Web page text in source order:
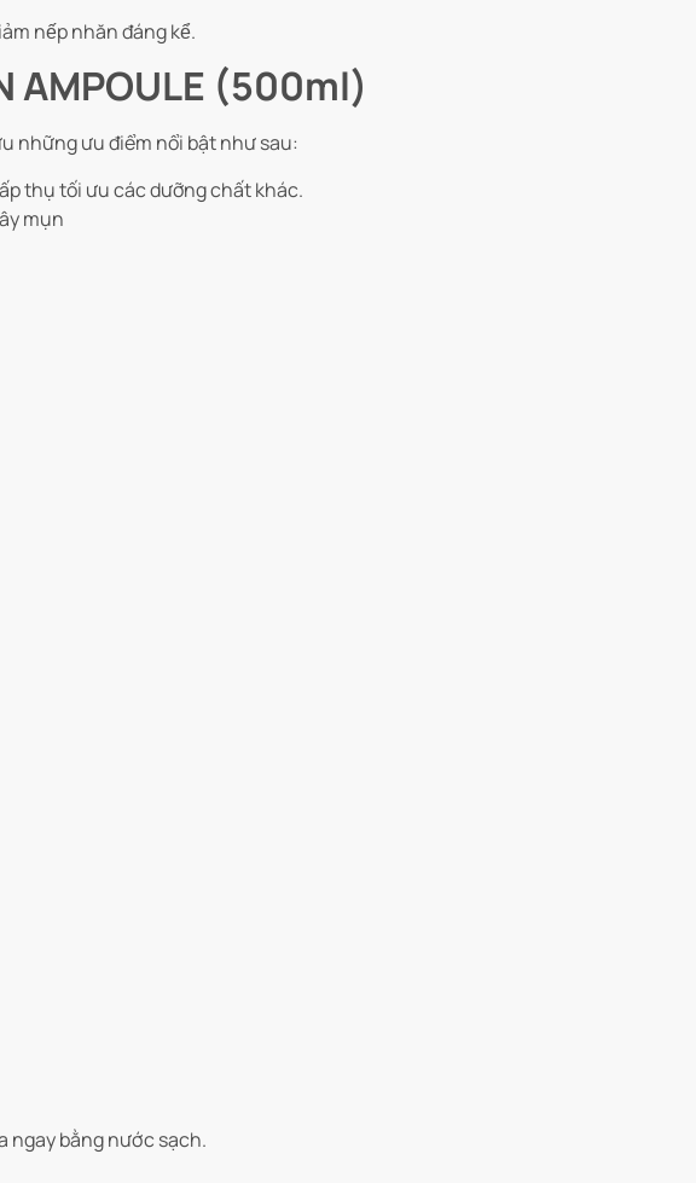
nếp nhăn đáng kể.
AMPOULE (500ml)
những ưu điểm nổi bật như sau:
thụ tối ưu các dưỡng chất khác.
mụn
ngay bằng nước sạch.